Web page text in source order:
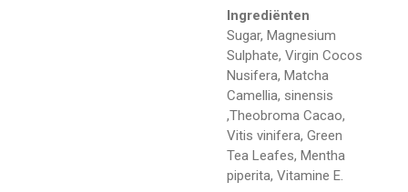
Ingrediënten
Sugar, Magnesium
Sulphate, Virgin Cocos
Nusifera, Matcha
Camellia, sinensis
,Theobroma Cacao,
Vitis vinifera, Green
Tea Leafes, Mentha
piperita, Vitamine E.